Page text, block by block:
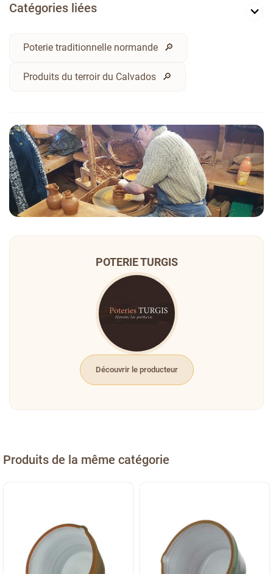
Catégories liées
Poterie traditionnelle normande
Produits du terroir du Calvados
POTERIE TURGIS
Découvrir le producteur
Produits de la même catégorie